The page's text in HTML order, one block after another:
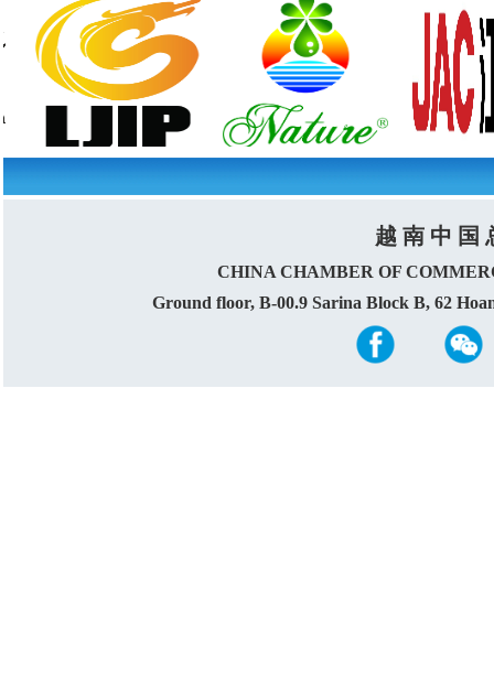
越 南 中 国
CHINA CHAMBER OF
Ground floor, B-00.9 Sarina Block B, 62